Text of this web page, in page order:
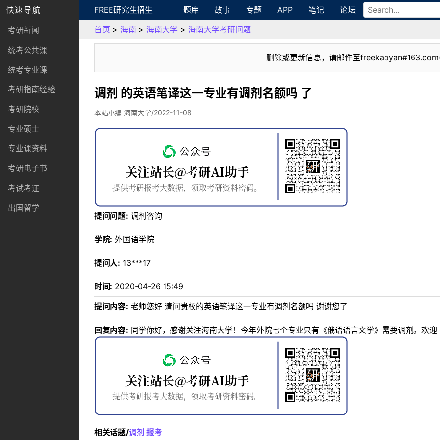
快速导航
考研新闻
统考公共课
统考专业课
考研指南经验
考研院校
专业硕士
专业课资料
考研电子书
考试考证
出国留学
FREE研究生招生 题库 故事 专题 APP 笔记 论坛
首页 > 海南 > 海南大学 > 海南大学考研问题
删除或更新信息，请邮件至
调剂 的英语笔译这一专业有调剂名额吗 了
本站小编 海南大学/2022-11-08
提问问题: 调剂咨询
学院: 外国语学院
提问人: 13***17
时间: 2020-04-26 15:49
提问内容: 老师您好 请问贵校的英语笔译这一专业有调剂名额吗 谢谢您了
回复内容: 同学你好，感谢关注海南大学！今年外院七个专业只有《俄语语言文学》需要调剂。欢迎
相关话题/调剂 报考